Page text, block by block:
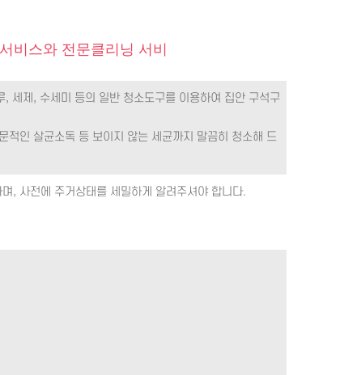
비스와 전문클리닝 서비
세제, 수세미 등의 일반 청소도구를 이용하여 집안 구석구
인 살균소독 등 보이지 않는 세균까지 말끔히 청소해 드
, 사전에 주거상태를 세밀하게 알려주셔야 합니다.